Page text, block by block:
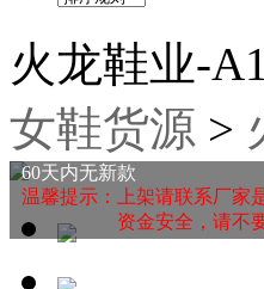
火龙鞋业-
女鞋货源 >
60天内无新款
温馨提示：上架请联系厂家
资金安全，请不